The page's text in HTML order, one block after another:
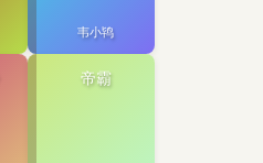
韦小鸨
帝霸